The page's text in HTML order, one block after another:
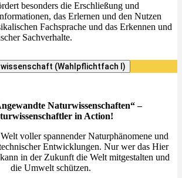
besonders die Erschließung und
das Erlernen und den Nutzen
Fachsprache und das Erkennen und
Sachverhalte.
(Wahlpflichtfach I)
Naturwissenschaften“ –
in Action!
voller spannender Naturphänomene und
Entwicklungen. Nur wer das Hier
in der Zukunft die Welt mitgestalten und
die Umwelt schützen.